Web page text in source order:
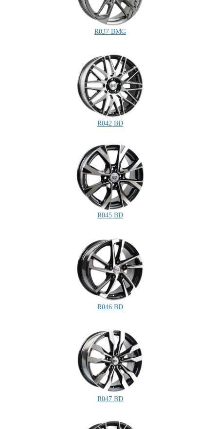
R037 BMG
R042 BD
R045 BD
R046 BD
R047 BD